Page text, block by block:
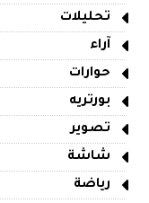
تحليلات
آراء
حوارات
بورتريه
تصوير
شاشة
رياضة